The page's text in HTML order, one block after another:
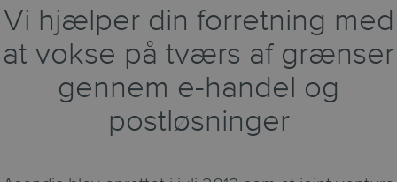
Vi hjælper din forretning med
at vokse på tværs af grænser
gennem e-handel og
postløsninger